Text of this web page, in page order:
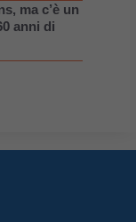
ma c’è un
anni di